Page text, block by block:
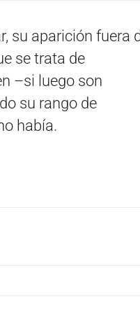
su aparición fuera
se trata de
–si luego son
su rango de
había.